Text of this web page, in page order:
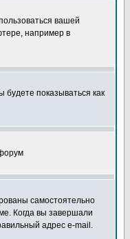
вашей
например в
показываться как
самостоятельно
Когда вы завершали
адрес e-mail.